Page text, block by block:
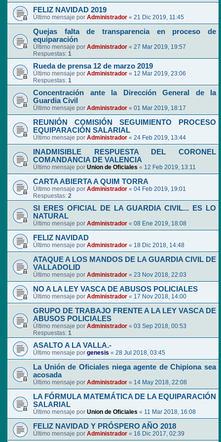
FELIZ NAVIDAD 2019
Último mensaje por Administrador « 21 Dic 2019, 11:45
Quejas falta de transparencia en proceso de
equiparación
Último mensaje por Administrador « 27 Mar 2019, 19:57
Respuestas: 1
Rueda de prensa 12 de marzo 2019
Último mensaje por Administrador « 12 Mar 2019, 23:06
Respuestas: 1
Concentración ante la Dirección General de la
Guardia Civil
Último mensaje por Administrador « 01 Mar 2019, 18:17
REUNIÓN COMISIÓN SEGUIMIENTO PROCESO
EQUIPARACIÓN SALARIAL
Último mensaje por Administrador « 24 Feb 2019, 13:44
INADMISIBLE RESPUESTA DEL CORONEL
COMANDANCIA DE VALENCIA
Último mensaje por Union de Oficiales « 12 Feb 2019, 13:11
CARTA ABIERTA A QUIM TORRA
Último mensaje por Administrador « 04 Feb 2019, 19:01
Respuestas: 2
SI ERES OFICIAL DE LA GUARDIA CIVIL... ES LO
NATURAL
Último mensaje por Administrador « 08 Ene 2019, 18:08
FELIZ NAVIDAD
Último mensaje por Administrador « 18 Dic 2018, 14:48
ATAQUE A LOS MANDOS DE LA GUARDIA CIVIL DE
VALLADOLID
Último mensaje por Administrador « 23 Nov 2018, 22:03
NO A LA LEY VASCA DE ABUSOS POLICIALES
Último mensaje por Administrador « 17 Nov 2018, 14:00
GRUPO DE TRABAJO FRENTE A LA LEY VASCA DE
ABUSOS POLICIALES
Último mensaje por Administrador « 03 Sep 2018, 00:53
Respuestas: 1
ASALTO A LA VALLA.-
Último mensaje por genesis « 28 Jul 2018, 03:45
La Unión de Oficiales niega agente de Chipiona sea
acosada
Último mensaje por Administrador « 14 May 2018, 22:08
LA FÓRMULA MATEMÁTICA DE LA EQUIPARACIÓN
SALARIAL
Último mensaje por Union de Oficiales « 11 Mar 2018, 16:08
FELIZ NAVIDAD Y PRÓSPERO AÑO 2018
Último mensaje por Administrador « 16 Dic 2017, 02:39